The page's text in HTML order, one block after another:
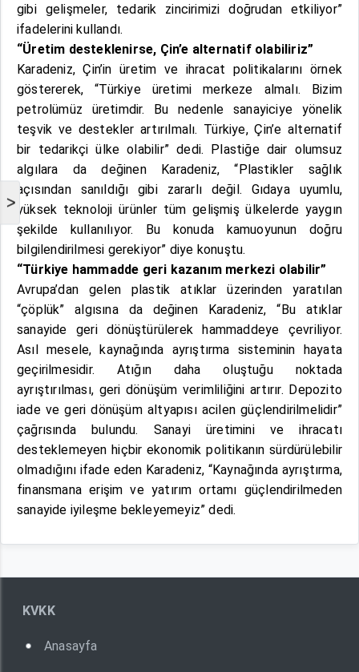
>
gibi gelişmeler, tedarik zincirimizi doğrudan etkiliyor”
ifadelerini kullandı.
“Üretim desteklenirse, Çin’e alternatif olabiliriz”
Karadeniz, Çin’in üretim ve ihracat politikalarını örnek
göstererek, “Türkiye üretimi merkeze almalı. Bizim
petrolümüz üretimdir. Bu nedenle sanayiciye yönelik
teşvik ve destekler artırılmalı. Türkiye, Çin’e alternatif
bir tedarikçi ülke olabilir” dedi. Plastiğe dair olumsuz
algılara da değinen Karadeniz, “Plastikler sağlık
açısından sanıldığı gibi zararlı değil. Gıdaya uyumlu,
yüksek teknoloji ürünler tüm gelişmiş ülkelerde yaygın
şekilde kullanılıyor. Bu konuda kamuoyunun doğru
bilgilendirilmesi gerekiyor” diye konuştu.
“Türkiye hammadde geri kazanım merkezi olabilir”
Avrupa’dan gelen plastik atıklar üzerinden yaratılan
“çöplük” algısına da değinen Karadeniz, “Bu atıklar
sanayide geri dönüştürülerek hammaddeye çevriliyor.
Asıl mesele, kaynağında ayrıştırma sisteminin hayata
geçirilmesidir. Atığın daha oluştuğu noktada
ayrıştırılması, geri dönüşüm verimliliğini artırır. Depozito
iade ve geri dönüşüm altyapısı acilen güçlendirilmelidir”
çağrısında bulundu. Sanayi üretimini ve ihracatı
desteklemeyen hiçbir ekonomik politikanın sürdürülebilir
olmadığını ifade eden Karadeniz, “Kaynağında ayrıştırma,
finansmana erişim ve yatırım ortamı güçlendirilmeden
sanayide iyileşme bekleyemeyiz” dedi.
KVKK
Anasayfa